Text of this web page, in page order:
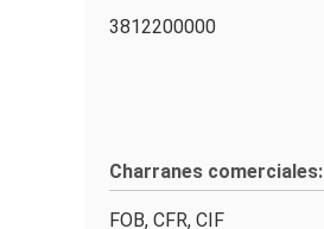
3812200000
Charranes comerciales:
FOB, CFR, CIF